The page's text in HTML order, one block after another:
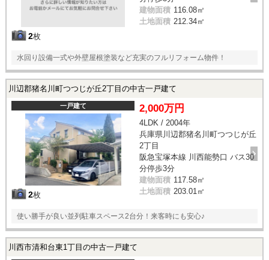
2枚
建物面積 116.08㎡
土地面積 212.34㎡
水回り設備一式や外壁屋根塗装など充実のフルリフォーム物件！
川辺郡猪名川町つつじが丘2丁目の中古一戸建て
一戸建て
2枚
2,000万円
4LDK / 2004年
兵庫県川辺郡猪名川町つつじが丘
2丁目
阪急宝塚本線 川西能勢口 バス30
分停歩3分
建物面積 117.58㎡
土地面積 203.01㎡
使い勝手が良い並列駐車スペース2台分！来客時にも安心♪
川西市清和台東1丁目の中古一戸建て